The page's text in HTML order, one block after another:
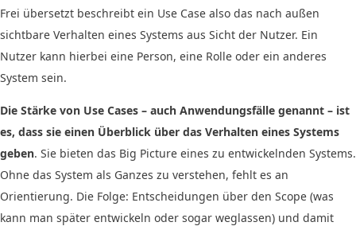
Frei übersetzt beschreibt ein Use Case also das nach außen
sichtbare Verhalten eines Systems aus Sicht der Nutzer. Ein
Nutzer kann hierbei eine Person, eine Rolle oder ein anderes
System sein.
Die Stärke von Use Cases – auch Anwendungsfälle genannt – ist
es, dass sie einen Überblick über das Verhalten eines Systems
geben. Sie bieten das Big Picture eines zu entwickelnden Systems.
Ohne das System als Ganzes zu verstehen, fehlt es an
Orientierung. Die Folge: Entscheidungen über den Scope (was
kann man später entwickeln oder sogar weglassen) und damit